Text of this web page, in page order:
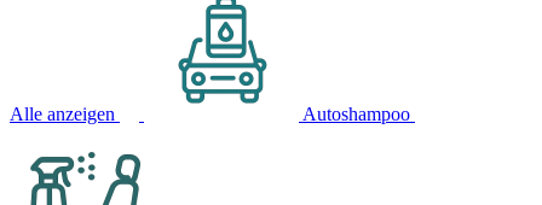
Alle anzeigen Autoshampoo